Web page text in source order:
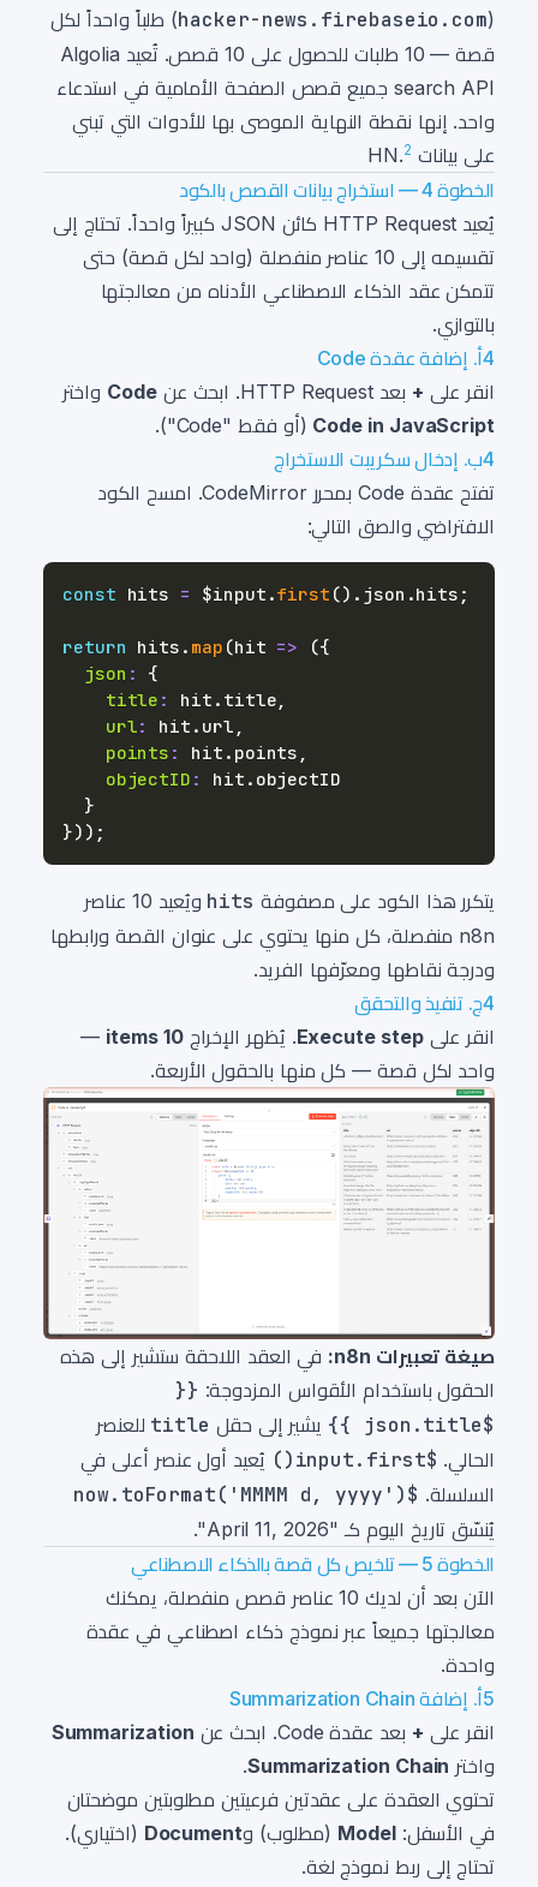
(hacker-news.firebaseio.com
) طلباً واحداً لكل
قصة — 10 طلبات للحصول على 10 قصص. تُعيد Algolia
search API جميع قصص الصفحة الأمامية في استدعاء
واحد. إنها نقطة النهاية الموصى بها للأدوات التي تبني
على بيانات HN. 2
الخطوة 4 — استخراج بيانات القصص بالكود
يُعيد HTTP Request كائن JSON كبيراً واحداً. تحتاج إلى
تقسيمه إلى 10 عناصر منفصلة (واحد لكل قصة) حتى
تتمكن عقد الذكاء الاصطناعي الأدناه من معالجتها
بالتوازي.
4أ. إضافة عقدة Code
انقر على + بعد HTTP Request. ابحث عن Code واختر
Code in JavaScript (أو فقط "Code").
4ب. إدخال سكريبت الاستخراج
تفتح عقدة Code بمحرر CodeMirror. امسح الكود
الافتراضي والصق التالي:
const hits = $input .first () . json .hits ;
return hits . map (hit => ({
json :
{
title : hit . title
url: hit . url
points : hit . points
objectID : hit . objectID
}
}) ) ;
يتكرر هذا الكود على مصفوفة hits
ويُعيد 10 عناصر
n8n منفصلة، كل منها يحتوي على عنوان القصة ورابطها
ودرجة نقاطها ومعرّفها الفريد.
4ج. تنفيذ والتحقق
انقر علىExecute step. يُظهر الإخراج10 items
—
واحد لكل قصة — كل منها بالحقول الأربعة.
صيغة تعبيرات n8n:
في العقد اللاحقة ستشير إلى هذه
الحقول باستخدام الأقواس المزدوجة: {{
$json.title }}
يشير إلى حقل title للعنصر
الحالي. $input.first()
يُعيد أول عنصر أعلى في
السلسلة. $now.toFormat('MMMM d, yyyy')
يُنسّق تاريخ اليوم كـ "April 11, 2026".
الخطوة 5 — تلخيص كل قصة بالذكاء الاصطناعي
الآن بعد أن لديك 10 عناصر قصص منفصلة، يمكنك
معالجتها جميعاً عبر نموذج ذكاء اصطناعي في عقدة
واحدة.
5أ. إضافة Summarization Chain
انقر على + بعد عقدة Code. ابحث عن
Summarization
واختر Summarization Chain
.
تحتوي العقدة على عقدتين فرعيتين مطلوبتين موضحتان
في الأسفل:Model (مطلوب) وDocument (اختياري).
تحتاج إلى ربط نموذج لغة.